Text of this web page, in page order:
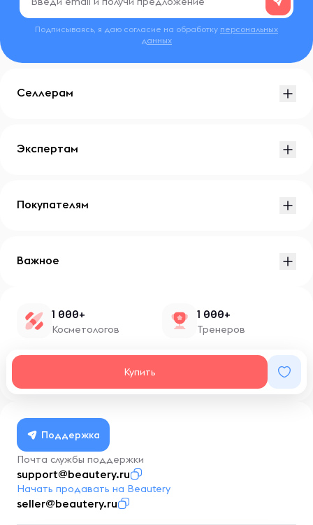
Подписываясь, я даю согласие на обработку персональных
данных
Купить
Селлерам
Экспертам
Покупателям
Важное
1 000+
Косметологов
1 000+
Тренеров
Нутрициологов
Поддержка
Почта службы поддержки
support@beautery.ru
Начать продавать на Beautery
seller@beautery.ru